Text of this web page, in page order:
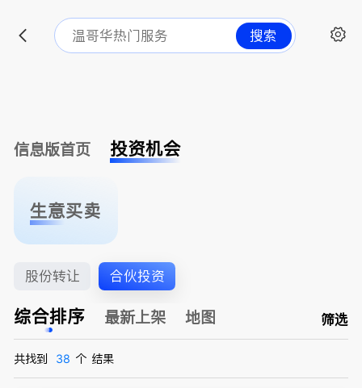
搜索
信息版首页 投资机会
生意买卖
股份转让 合伙投资
综合排序 最新上架 地图 筛选
共找到 38 个 结果